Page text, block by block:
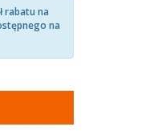
rabatu na
na